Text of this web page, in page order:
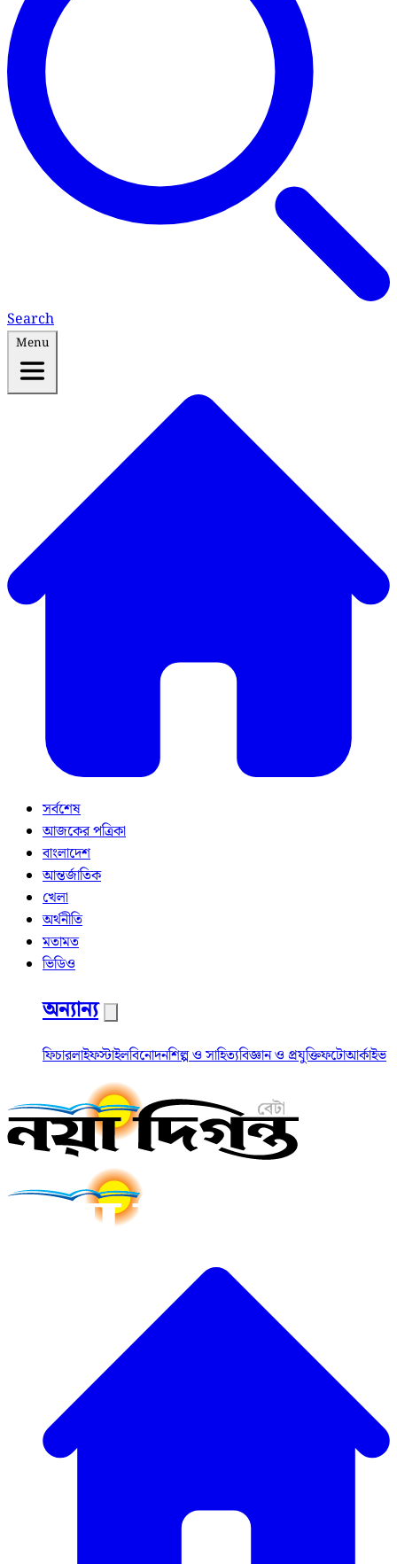
Search
Menu
সর্বশেষ
আজকের পত্রিকা
বাংলাদেশ
আন্তর্জাতিক
খেলা
অর্থনীতি
মতামত
ভিডিও
অন্যান্য
ফিচারলাইফস্টাইলবিনোদনশিল্প ও সাহিত্যবিজ্ঞান ও প্রযুক্তিফটোআর্কাইভ